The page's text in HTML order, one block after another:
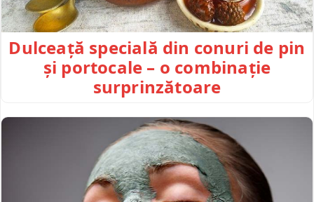
Dulceață specială din conuri de pin
și portocale – o combinație
surprinzătoare